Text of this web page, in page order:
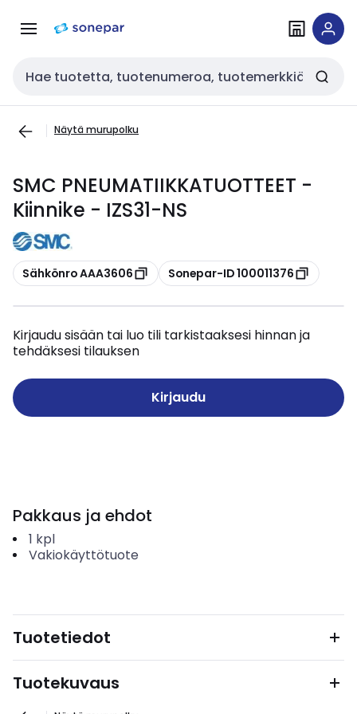
navigointiinsisältöön
Haku
Näytä murupolku
SMC PNEUMATIIKKATUOTTEET -
Kiinnike - IZS31-NS
Kopioi
Sähkönro AAA3606 Kopioi
Sonepar-ID 100011376
Kirjaudu sisään tai luo tili tarkistaaksesi hinnan ja
tehdäksesi tilauksen
Kirjaudu
Pakkaus ja ehdot
1 kpl
Vakiokäyttötuote
Tuotetiedot
Tuotekuvaus